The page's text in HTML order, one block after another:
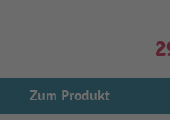
Zum Produkt